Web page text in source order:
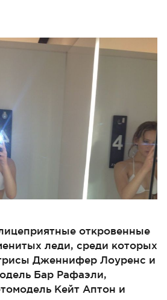
откровенные
леди, среди которых
Дженнифер Лоуренс и
Бар Рафаэли,
Кейт Аптон и